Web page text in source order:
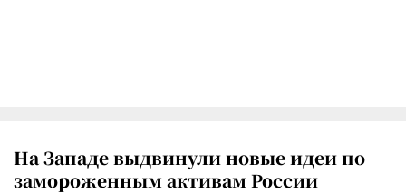
На Западе выдвинули новые идеи по
замороженным активам России